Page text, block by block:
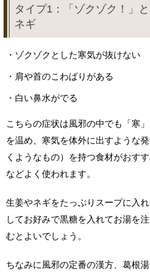
タイプ1：「ゾクゾク！」
ネギ
・ ゾクゾクとした寒気が抜けない
・ 肩や首のこわばりがある
・ 白い鼻水がでる
こちらの症状は風邪の中でも「寒
を温め、寒気を体外に出すような
くようなもの）を持つ食材がおす
などよく使われます。
生姜やネギをたっぷりスープに入
してお好みで黒糖を入れてお湯を
むとよいでしょう。
ちなみに風邪の定番の漢方、葛根